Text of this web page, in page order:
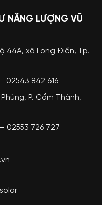
NĂNG LƯỢNG VŨ
44A, xã Long Điền, Tp.
02543 842 616
P. Cẩm Thành,
02553 726 727